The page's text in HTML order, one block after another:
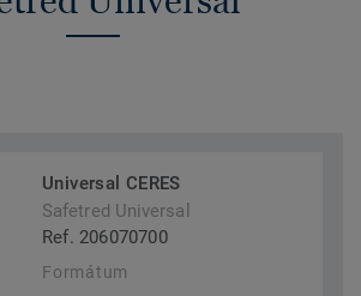
Universal CERES
Safetred Universal
Ref. 206070700
Formátum